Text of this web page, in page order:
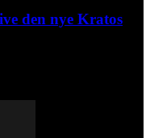
den nye Kratos